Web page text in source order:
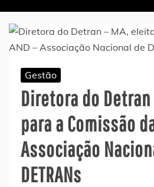
Gestão
Diretora do
para a Comissão
Associação
DETRANs